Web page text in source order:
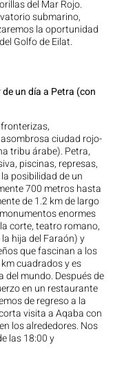
del Mar Rojo.
submarino,
la oportunidad
Golfo de Eilat.
un día a Petra (con
ciudad rojo-
tribu árabe). Petra,
piscinas, represas,
posibilidad de un
700 metros hasta
de 1.2 km de largo
enormes
corte, teatro romano,
hija del Faraón) y
que fascinan a los
cuadrados y es
mundo. Después de
en un restaurante
de regreso a la
visita a Aqaba con
los alrededores. Nos
las 18:00 y